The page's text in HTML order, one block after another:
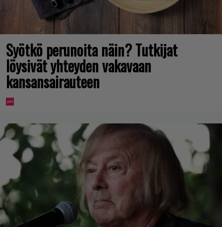
Syötkö perunoita näin? Tutkijat
löysivät yhteyden vakavaan
kansansairauteen